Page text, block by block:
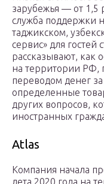
зарубежья — от 1,5
служба поддержки
таджикском,
сервис» для
рассказывают, как
на территории РФ,
переводом денег
определенные
других вопросов,
иностранных
Atlas
Компания начала
лета 2020 года на